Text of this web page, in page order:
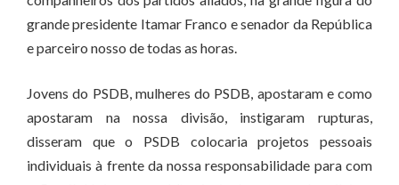
grande presidente Itamar Franco e senador da República
e parceiro nosso de todas as horas.
Jovens do PSDB, mulheres do PSDB, apostaram e como
apostaram na nossa divisão, instigaram rupturas,
disseram que o PSDB colocaria projetos pessoais
individuais à frente da nossa responsabilidade para com